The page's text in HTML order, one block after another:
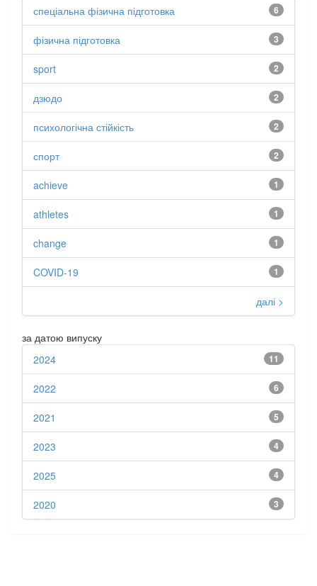
6
спеціальна фізична підготовка
3
фізична підготовка
2
sport
2
дзюдо
2
психологічна стійкість
2
спорт
1
achieve
1
athletes
1
change
1
COVID-19
далі >
за датою випуску
11
2024
6
2022
5
2021
4
2023
4
2025
3
2020